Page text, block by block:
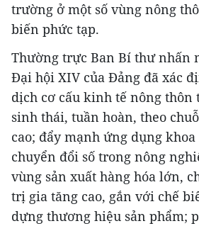
trường ở một số vùng nông
biến phức tạp.
Thường trực Ban Bí thư nhấn
Đại hội XIV của Đảng đã xác
dịch cơ cấu kinh tế nông thôn
sinh thái, tuần hoàn, theo
cao; đẩy mạnh ứng dụng khoa
chuyển đổi số trong nông
vùng sản xuất hàng hóa lớn,
trị gia tăng cao, gắn với chế
dựng thương hiệu sản phẩm;